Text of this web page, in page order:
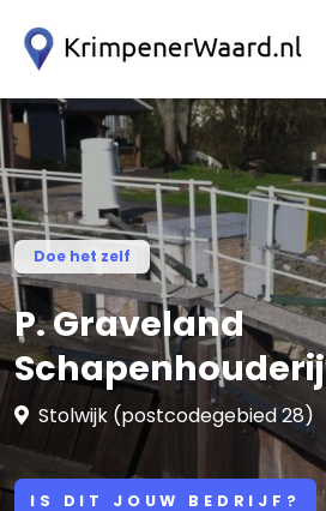
Doe het zelf
P. Graveland
Schapenhouderij
Stolwijk (postcodegebied 28)
IS DIT JOUW BEDRIJF?